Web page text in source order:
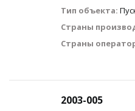
Тип объекта:
Страны
Страны
2003-005